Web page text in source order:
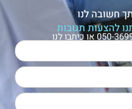
חשובה לנו
להצעות תגובות